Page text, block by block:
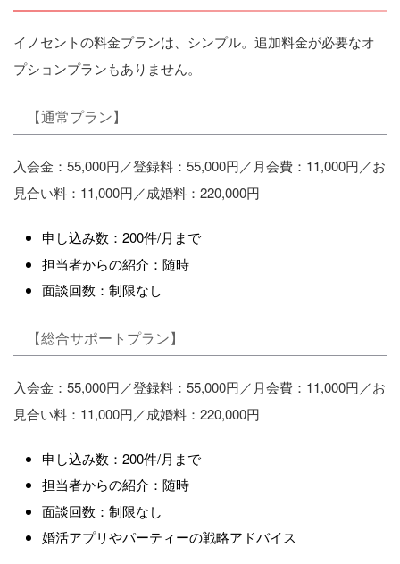
イノセントの料金プランは、シンプル。追加料金が必要なオ
プションプランもありません。
【通常プラン】
入会金：55,000円／登録料：55,000円／月会費：11,000円／お
見合い料：11,000円／成婚料：220,000円
申し込み数：200件/月まで
担当者からの紹介：随時
面談回数：制限なし
【総合サポートプラン】
入会金：55,000円／登録料：55,000円／月会費：11,000円／お
見合い料：11,000円／成婚料：220,000円
申し込み数：200件/月まで
担当者からの紹介：随時
面談回数：制限なし
婚活アプリやパーティーの戦略アドバイス